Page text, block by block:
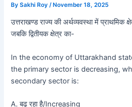
BySakhi Roy /November 18, 2025
उत्तराखण्ड राज्य की अर्थव्यवस्था में प्राथमिक
जबकि द्वितीयक क्षेत्र का-
In the economy of Uttarakhand
the primary sector is decreasing,
secondary sector is:
A. बढ़ रहा है/Increasing